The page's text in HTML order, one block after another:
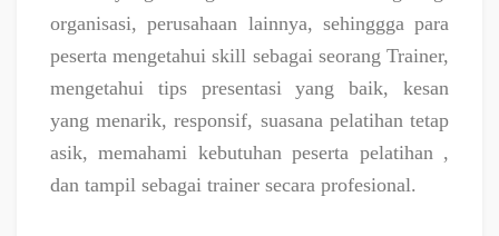
organisasi, perusahaan lainnya, sehinggga para
peserta mengetahui skill sebagai seorang Trainer,
mengetahui tips presentasi yang baik, kesan
yang menarik, responsif, suasana pelatihan tetap
asik, memahami kebutuhan peserta pelatihan ,
dan tampil sebagai trainer secara profesional.